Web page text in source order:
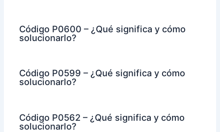
Código P0600 – ¿Qué significa y cómo
solucionarlo?
Código P0599 – ¿Qué significa y cómo
solucionarlo?
Código P0562 – ¿Qué significa y cómo
solucionarlo?